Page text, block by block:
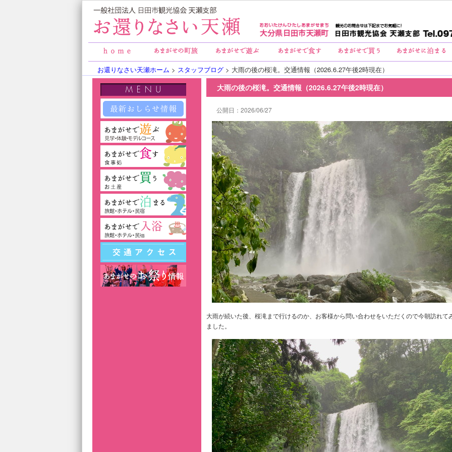
お還りなさい天瀬ホーム > スタッフブログ > 大雨の後の桜滝。交通情報（2026.6.27午後2時現在）
大雨の後の桜滝。交通情報（2026.6.27午後2時現在）
公開日：2026/06/27
大雨が続いた後、桜滝まで行けるのか、お客様から問い合わせをいただくので今朝訪れて
ました。